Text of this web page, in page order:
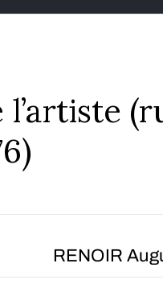
RENOIR